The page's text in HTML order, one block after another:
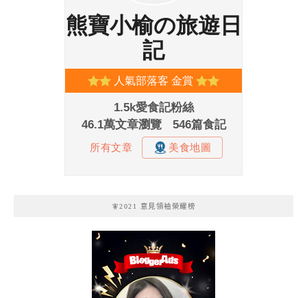
🧚2021 意見領袖榮耀榜